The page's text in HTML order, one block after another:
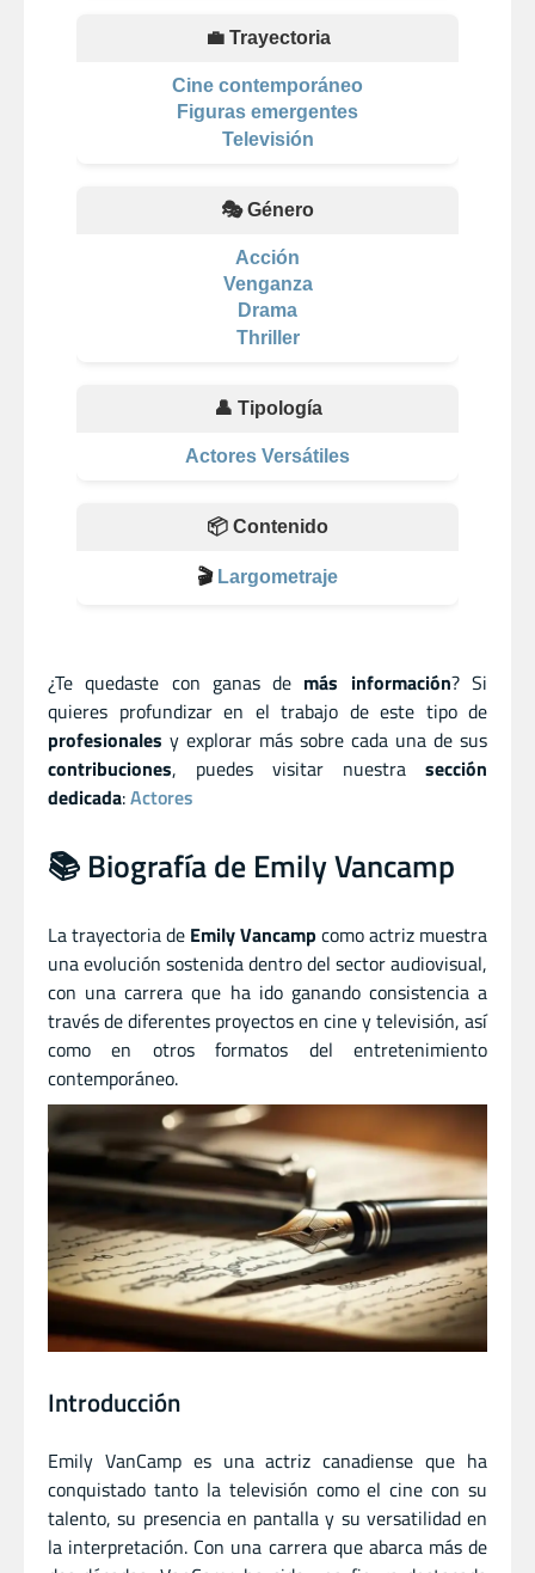
💼 Trayectoria
Cine contemporáneo
Figuras emergentes
Televisión
🎭 Género
Acción
Venganza
Drama
Thriller
👤 Tipología
Actores Versátiles
📦 Contenido
🎬 Largometraje
¿Te quedaste con ganas de más información? Si
quieres profundizar en el trabajo de este tipo de
profesionales y explorar más sobre cada una de sus
contribuciones, puedes visitar nuestra sección
dedicada:Actores
📚 Biografía de Emily Vancamp
La trayectoria de Emily Vancamp como actriz muestra
una evolución sostenida dentro del sector audiovisual,
con una carrera que ha ido ganando consistencia a
través de diferentes proyectos en cine y televisión, así
como en otros formatos del entretenimiento
contemporáneo.
Introducción
Emily VanCamp es una actriz canadiense que ha
conquistado tanto la televisión como el cine con su
talento, su presencia en pantalla y su versatilidad en
la interpretación. Con una carrera que abarca más de